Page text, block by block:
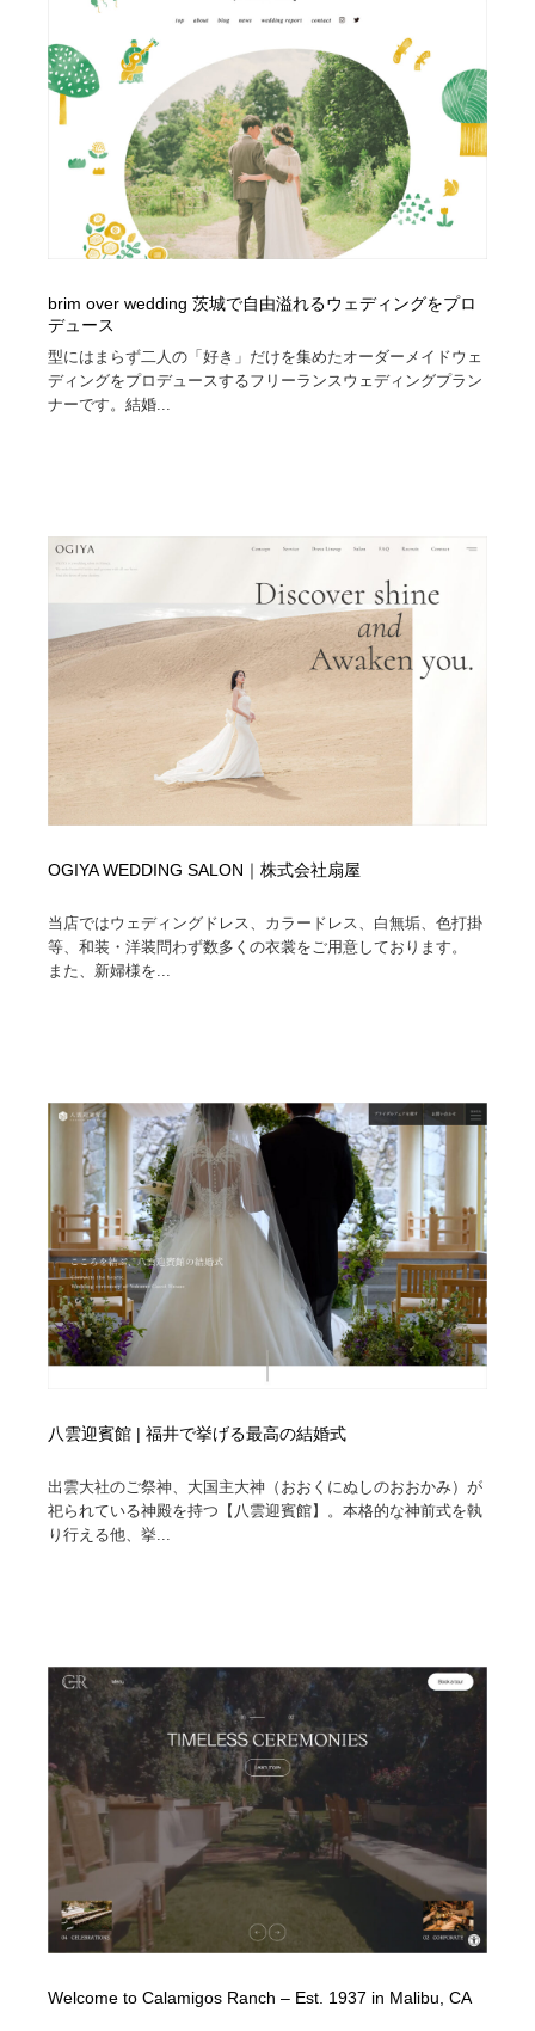
brim over wedding 茨城で自由溢れるウェディングをプロ
デュース
型にはまらず二人の「好き」だけを集めたオーダーメイドウェ
ディングをプロデュースするフリーランスウェディングプラン
ナーです。結婚...
OGIYA WEDDING SALON｜株式会社扇屋
当店ではウェディングドレス、カラードレス、白無垢、色打掛
等、和装・洋装問わず数多くの衣裳をご用意しております。
また、新婦様を...
八雲迎賓館 | 福井で挙げる最高の結婚式
出雲大社のご祭神、大国主大神（おおくにぬしのおおかみ）が
祀られている神殿を持つ【八雲迎賓館】。本格的な神前式を執
り行える他、挙...
Welcome to Calamigos Ranch – Est. 1937 in Malibu, CA